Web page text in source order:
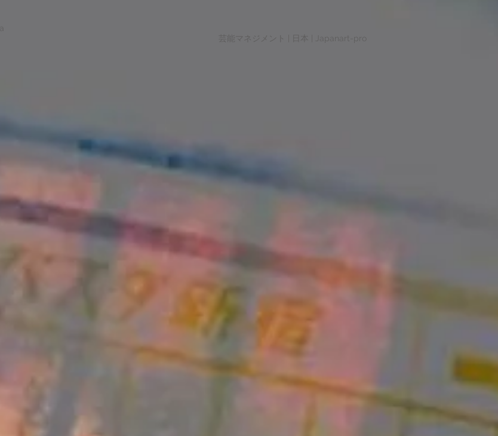
芸能マネジメント | 日本 | Japanart-pro